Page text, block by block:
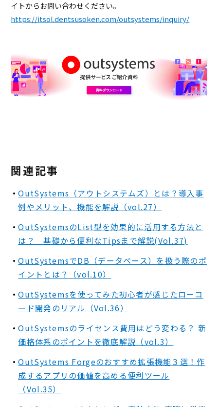
イトからお問い合わせください。
https://itsol.dentsusoken.com/outsystems/inquiry/
関連記事
OutSystems（アウトシステムズ）とは？導入事
例やメリット、機能を解説（vol.27）
OutSystemsのList型を効果的に活用する方法と
は？ 基礎から便利なTipsまで解説(Vol.37)
OutSystemsでDB（データベース）を扱う際のポ
イントとは？（vol.10）
OutSystemsを使ってみた初心者が感じたローコ
ード開発のリアル（Vol.36）
OutSystemsのライセンス費用はどう変わる？ 新
価格体系のポイントを徹底解説（vol.3）
OutSystems Forgeのおすすめ拡張機能３選！作
成するアプリの価値を高める便利ツール
（Vol.35）